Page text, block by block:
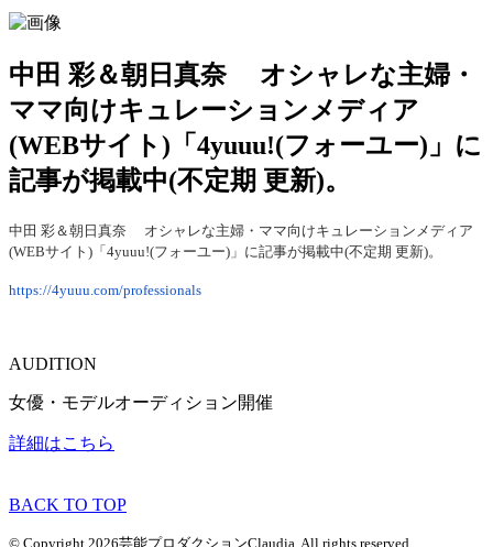
中田 彩＆朝日真奈 オシャレな主婦・
ママ向けキュレーションメディア
(WEBサイト)「4yuuu!(フォーユー)」に
記事が掲載中(不定期 更新)。
中田 彩＆朝日真奈 オシャレな主婦・ママ向けキュレーションメディア
(WEBサイト)「4yuuu!(フォーユー)」に記事が掲載中(不定期 更新)。
https://4yuuu.com/professionals
AUDITION
女優・モデルオーディション開催
詳細はこちら
BACK TO TOP
© Copyright 2026芸能プロダクションClaudia. All rights reserved.